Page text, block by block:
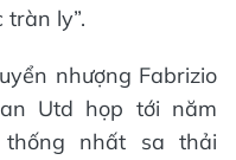
ly”.
nhượng Fabrizio
Utd họp tới năm
nhất sa thải